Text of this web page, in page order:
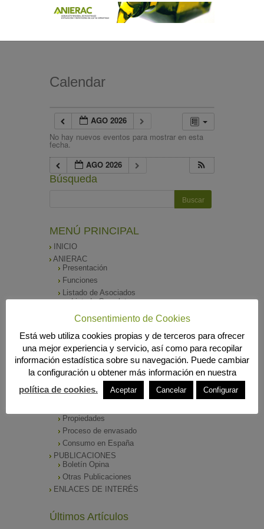
Calendar
AGO 2026
No hay nuevos eventos para mostrar en esta
fecha.
AGO 2026
Búsqueda
MENÚ PRINCIPAL
INICIO
ANIERAC
Presentación
Funciones
Listado de Asociados
Listado Completo
Como asociarse
SALA DE PRENSA
Notas de Prensa
Archivos Corporativos
GALERÍA DE IMÁGENES
CONTACTO
ENVASADO DE ACEITE
Propiedades
Proceso de envasado
Consumo en España
PUBLICACIONES
Boletín Opina
Otras Publicaciones
ENLACES DE INTERÉS
Últimos Artículos
Consentimiento de Cookies
Está web utiliza cookies propias y de terceros para ofrecer
una mejor experiencia y servicio, así como para recopilar
información estadística sobre su navegación. Puede cambiar
la configuración u obtener más información en nuestra
política de cookies.
Aceptar Cancelar Configurar